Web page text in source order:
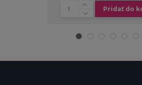
Pridať do